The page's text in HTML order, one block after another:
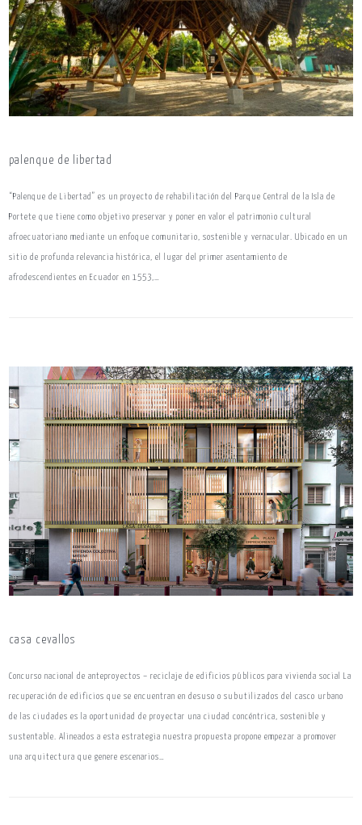
palenque de libertad
“Palenque de Libertad” es un proyecto de rehabilitación del Parque Central de la Isla de
Portete que tiene como objetivo preservar y poner en valor el patrimonio cultural
afroecuatoriano mediante un enfoque comunitario, sostenible y vernacular. Ubicado en un
sitio de profunda relevancia histórica, el lugar del primer asentamiento de
afrodescendientes en Ecuador en 1553,…
casa cevallos
Concurso nacional de anteproyectos – reciclaje de edificios públicos para vivienda social La
recuperación de edificios que se encuentran en desuso o subutilizados del casco urbano
de las ciudades es la oportunidad de proyectar una ciudad concéntrica, sostenible y
sustentable. Alineados a esta estrategia nuestra propuesta propone empezar a promover
una arquitectura que genere escenarios…